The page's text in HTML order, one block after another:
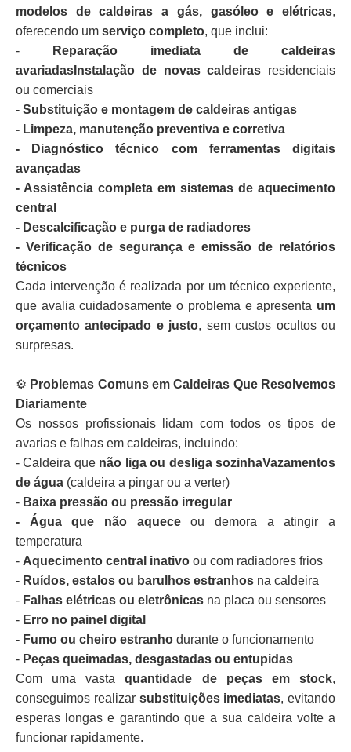
modelos de caldeiras a gás, gasóleo e elétricas,
oferecendo um serviço completo, que inclui:
-
Reparação imediata de caldeiras
avariadasInstalação de novas caldeiras residenciais
ou comerciais
- Substituição e montagem de caldeiras antigas
- Limpeza, manutenção preventiva e corretiva
- Diagnóstico técnico com ferramentas digitais
avançadas
- Assistência completa em sistemas de aquecimento
central
- Descalcificação e purga de radiadores
- Verificação de segurança e emissão de relatórios
técnicos
Cada intervenção é realizada por um técnico experiente,
que avalia cuidadosamente o problema e apresenta um
orçamento antecipado e justo, sem custos ocultos ou
surpresas.
⚙️ Problemas Comuns em Caldeiras Que Resolvemos
Diariamente
Os nossos profissionais lidam com todos os tipos de
avarias e falhas em caldeiras, incluindo:
- Caldeira que não liga ou desliga sozinhaVazamentos
de água (caldeira a pingar ou a verter)
- Baixa pressão ou pressão irregular
- Água que não aqueceou demora a atingir a
temperatura
- Aquecimento central inativo ou com radiadores frios
- Ruídos, estalos ou barulhos estranhos na caldeira
- Falhas elétricas ou eletrônicas na placa ou sensores
- Erro no painel digital
- Fumo ou cheiro estranho durante o funcionamento
- Peças queimadas, desgastadas ou entupidas
Com uma vastaquantidade de peças em stock,
conseguimos realizar substituições imediatas, evitando
esperas longas e garantindo que a sua caldeira volte a
funcionar rapidamente.